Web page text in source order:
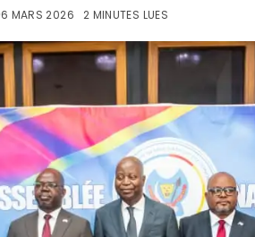
6 MARS 2026 2 MINUTES LUES